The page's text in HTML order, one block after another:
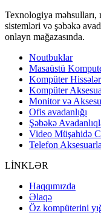
Texnologiya məhsulları,
sistemləri və şəbəkə
onlayn mağazasında.
Noutbuklar
Masaüstü
Kompüter
Kompüter
Monitor və
Ofis avadanlığı
Şəbəkə
Video Müşahidə
Telefon
LİNKLƏR
Haqqımızda
Əlaqə
Öz kompüterini